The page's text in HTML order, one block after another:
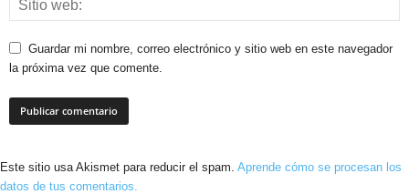
Guardar mi nombre, correo electrónico y sitio web en este navegador
la próxima vez que comente.
Este sitio usa Akismet para reducir el spam. Aprende cómo se procesan los
datos de tus comentarios.